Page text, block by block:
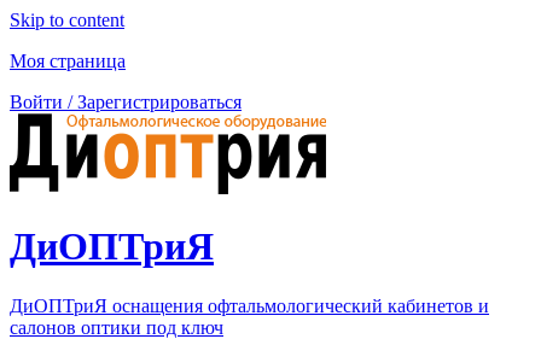
Skip to content
Моя страница
Войти / Зарегистрироваться
ДиОПТриЯ
ДиОПТриЯ оснащения офтальмологический кабинетов и
салонов оптики под ключ